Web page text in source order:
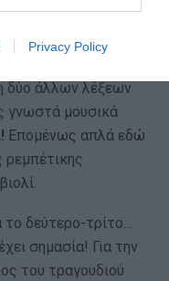
Privacy Policy
δύο άλλων λέξεων
γνωστά μουσικά
Επομένως απλά εδώ
ρεμπέτικης
δεύτερο-τρίτο…
σημασία! Για την
του τραγουδιού